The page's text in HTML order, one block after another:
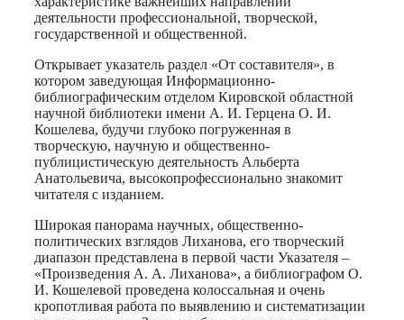
деятельности профессиональной, творческой,
государственной и общественной.
Открывает указатель раздел «От составителя», в
котором заведующая Информационно-
библиографическим отделом Кировской областной
научной библиотеки имени А. И. Герцена О. И.
Кошелева, будучи глубоко погруженная в
творческую, научную и общественно-
публицистическую деятельность Альберта
Анатольевича, высокопрофессионально знакомит
читателя с изданием.
Широкая панорама научных, общественно-
политических взглядов Лиханова, его творческий
диапазон представлена в первой части Указателя –
«Произведения А. А. Лиханова», а библиографом О.
И. Кошелевой проведена колоссальная и очень
кропотливая работа по выявлению и систематизации